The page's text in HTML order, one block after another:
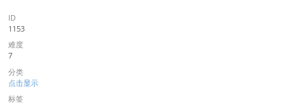
ID
1153
难度
7
分类
点击显示
标签